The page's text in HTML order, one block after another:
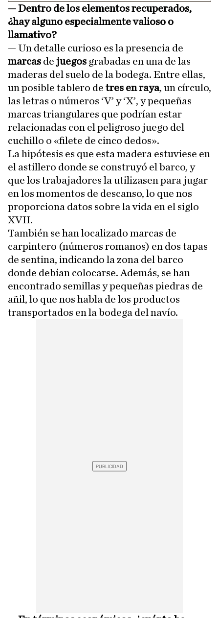
— Dentro de los elementos recuperados,
¿hay alguno especialmente valioso o
llamativo?
— Un detalle curioso es la presencia de
marcas de juegos grabadas en una de las
maderas del suelo de la bodega. Entre ellas,
un posible tablero de tres en raya, un círculo,
las letras o números ‘V’ y ‘X’, y pequeñas
marcas triangulares que podrían estar
relacionadas con el peligroso juego del
cuchillo o «filete de cinco dedos».
La hipótesis es que esta madera estuviese en
el astillero donde se construyó el barco, y
que los trabajadores la utilizasen para jugar
en los momentos de descanso, lo que nos
proporciona datos sobre la vida en el siglo
XVII.
También se han localizado marcas de
carpintero (números romanos) en dos tapas
de sentina, indicando la zona del barco
donde debían colocarse. Además, se han
encontrado semillas y pequeñas piedras de
añil, lo que nos habla de los productos
transportados en la bodega del navío.